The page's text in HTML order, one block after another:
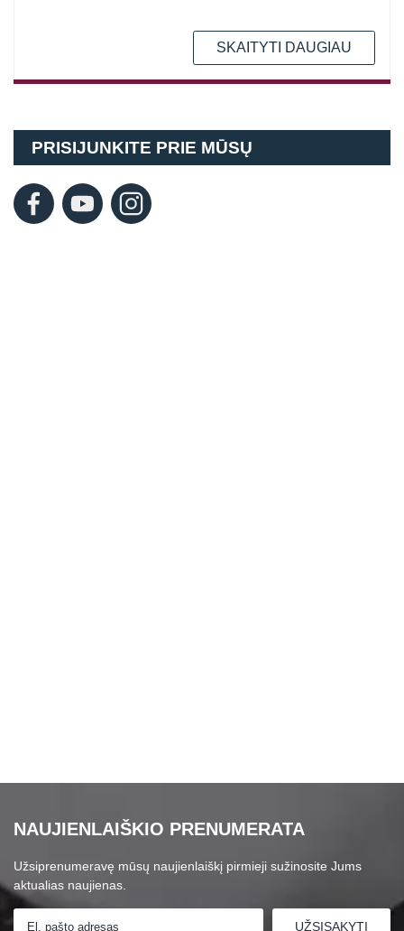
SKAITYTI DAUGIAU
PRISIJUNKITE PRIE MŪSŲ
NAUJIENLAIŠKIO PRENUMERATA
Užsiprenumeravę mūsų naujienlaiškį pirmieji sužinosite Jums
aktualias naujienas.